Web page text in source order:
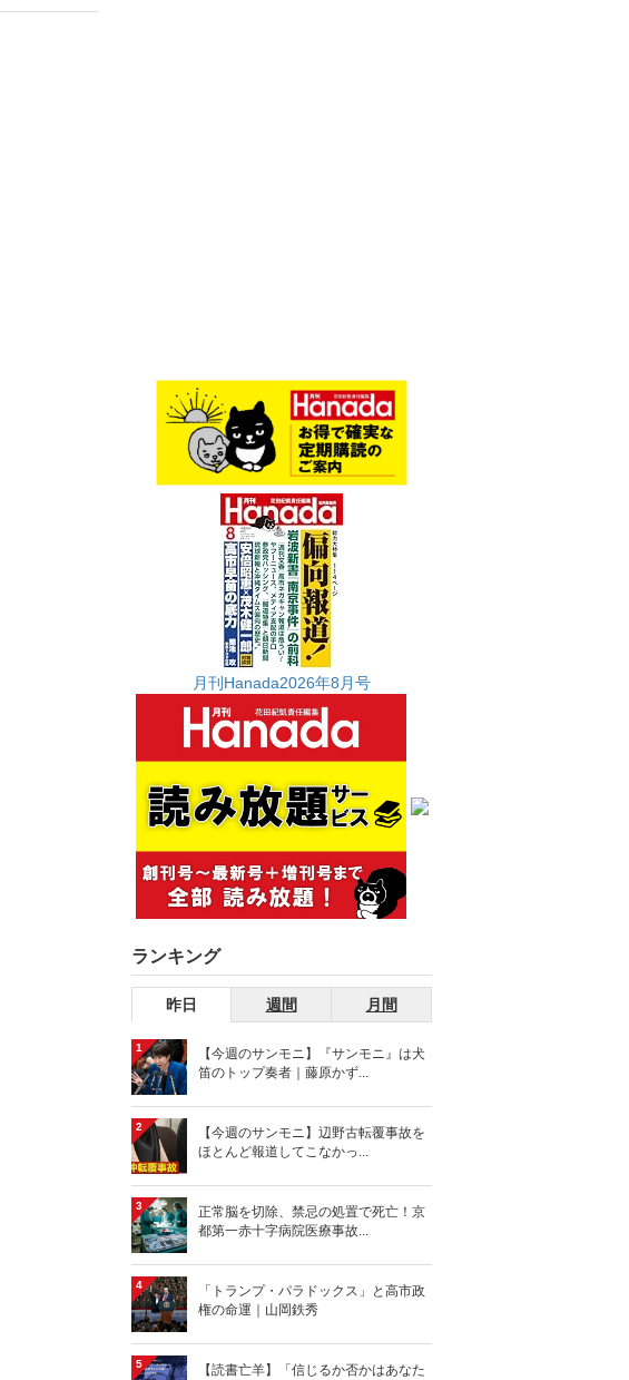
月刊Hanada2026年8月号
ランキング
昨日 週間 月間
1
【今週のサンモニ】『サンモニ』は犬
笛のトップ奏者｜藤原かず...
2
【今週のサンモニ】辺野古転覆事故を
ほとんど報道してこなかっ...
3
正常脳を切除、禁忌の処置で死亡！京
都第一赤十字病院医療事故...
4
「トランプ・パラドックス」と高市政
権の命運｜山岡鉄秀
5
【読書亡羊】「信じるか否かはあなた